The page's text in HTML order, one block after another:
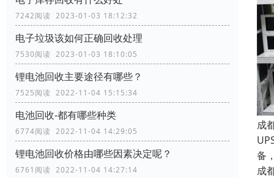
7242阅读 2023-01-03 18:12:32
电子垃圾该如何正确回收处理
7530阅读 2023-01-03 18:10:05
锂电池回收主要途径有哪些？
7525阅读 2022-11-04 15:15:34
电池回收-都有哪些种类
6774阅读 2022-11-04 14:29:05
锂电池回收价格由哪些因素决定呢？
6761阅读 2022-11-04 14:27:14
成
备
成